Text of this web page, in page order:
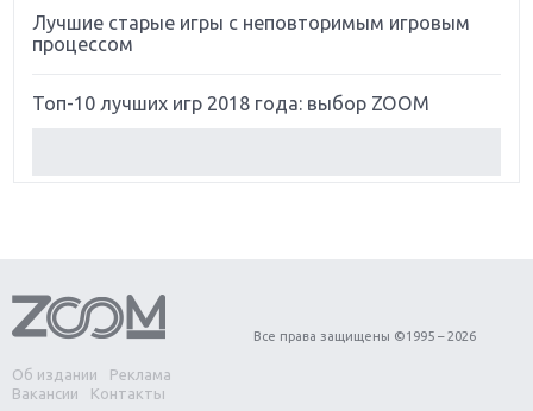
Лучшие старые игры с неповторимым игровым
процессом
Топ-10 лучших игр 2018 года: выбор ZOOM
Обзор игры Forza Horizon 4: вершина эволюции
Две важных новинки для консолей: Spider-Man и
Divinity Original Sin 2
Об издании
Реклама
Вакансии
Контакты
Все права защищены ©1995 – 2026